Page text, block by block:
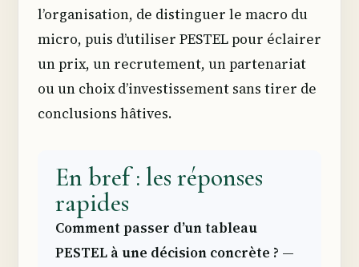
l’organisation, de distinguer le macro du
micro, puis d’utiliser PESTEL pour éclairer
un prix, un recrutement, un partenariat
ou un choix d’investissement sans tirer de
conclusions hâtives.
En bref : les réponses
rapides
Comment passer d’un tableau
PESTEL à une décision concrète ? —